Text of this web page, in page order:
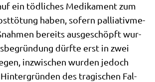
ein töd­li­ches Medi­ka­ment zum
haben, sofern pal­lia­tiv­me­
bereits aus­ge­schöpft wur­
dürf­te erst in zwei
inzwi­schen wur­den jedoch
des tra­gi­schen Fal­